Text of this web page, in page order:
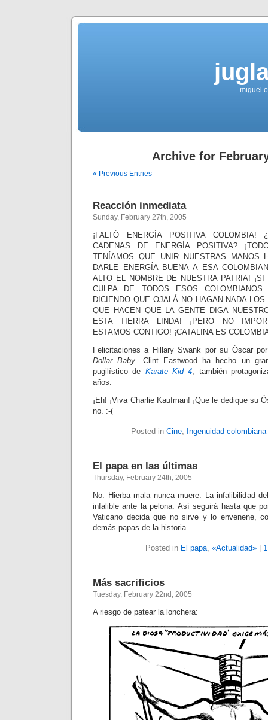
miguel
Archive for
« Previous Entries
Reacción inmediata
Sunday, February 27th, 2005
¡FALTÓ ENERGÍA POSITIVA
CADENAS DE ENERGÍA POSITIVA?
TENÍAMOS QUE UNIR NUESTRAS MANOS
DARLE ENERGÍA BUENA A ESA
ALTO EL NOMBRE DE NUESTRA PATRIA!
CULPA DE TODOS ESOS
DICIENDO QUE OJALÁ NO HAGAN NADA
QUE HACEN QUE LA GENTE DIGA
ESTA TIERRA LINDA! ¡PERO NO
ESTAMOS CONTIGO! ¡CATALINA ES
Felicitaciones a Hillary Swank por su Óscar
Dollar Baby. Clint Eastwood ha hecho un
pugilístico de Karate Kid 4, también
años.
¡Eh! ¡Viva Charlie Kaufman! ¡Que le dedique su
no. :-(
Posted in Cine, Ingenuidad colombiana
El papa en las últimas
Thursday, February 24th, 2005
No. Hierba mala nunca muere. La infalibilidad
infalible ante la pelona. Así seguirá hasta que
Vaticano decida que no sirve y lo envenene,
demás papas de la historia.
Posted in El papa, «Actualidad»|
Más sacrificios
Tuesday, February 22nd, 2005
A riesgo de patear la lonchera: